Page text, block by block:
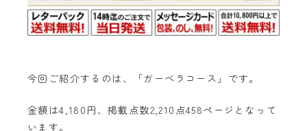
今回ご紹介するのは、「ガーベラコース」です。
金額は4,180円、掲載点数2,210点458ページとなって
います。